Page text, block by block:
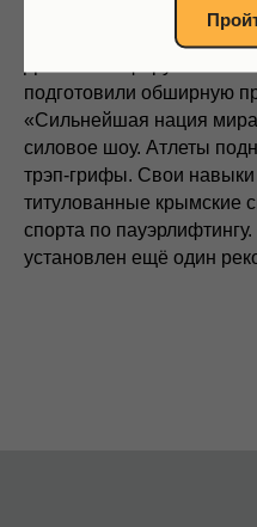
что его основной идеей
подъём и
подготовили обширную
«Сильнейшая нация
силовое шоу. Атлеты
трэп-грифы. Свои
титулованные крымские
спорта по
установлен ещё один